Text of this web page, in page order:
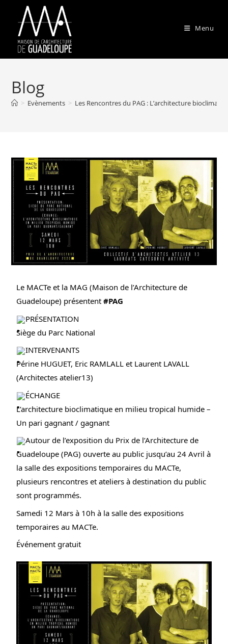
Menu
Blog
> Evènements > Les Rencontres du PAG : L’architecture
Le MACTe et la MAG (Maison de l’Architecture de
Guadeloupe) présentent#PAG
PRÉSENTATION
Siège du Parc National
INTERVENANTS
Périne HUGUET, Eric RAMLALL et Laurent LAVALL
(Architectes atelier13)
ÉCHANGE
L’architecture bioclimatique en milieu tropical humide –
Un pari gagnant / gagnant
Autour de l’exposition du Prix de l’Architecture de
Guadeloupe (PAG) ouverte au public jusqu’au 24 Avril à
la salle des expositions temporaires du MACTe,
plusieurs rencontres et ateliers à destination du public
sont programmés.
Samedi 12 Mars à 10h à la salle des expositions
temporaires au MACTe.
Événement gratuit